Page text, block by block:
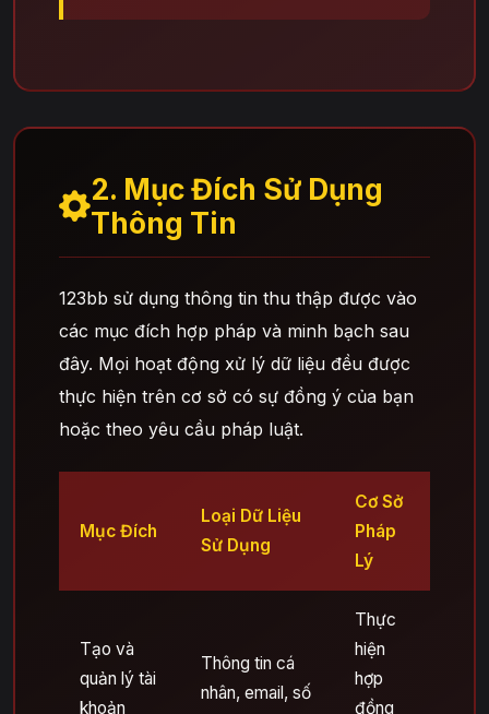
2. Mục Đích Sử Dụng
Thông Tin
123bb sử dụng thông tin thu thập được vào
các mục đích hợp pháp và minh bạch sau
đây. Mọi hoạt động xử lý dữ liệu đều được
thực hiện trên cơ sở có sự đồng ý của bạn
hoặc theo yêu cầu pháp luật.
Mục Đích
Loại Dữ Liệu
Sử Dụng
Cơ Sở
Pháp
Lý
Tạo và
quản lý tài
khoản
Thông tin cá
nhân, email, số
Thực
hiện
hợp
đồng